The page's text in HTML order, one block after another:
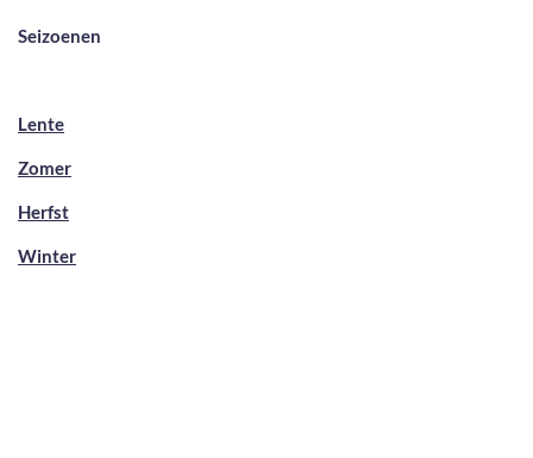
Seizoenen
Lente
Zomer
Herfst
Winter